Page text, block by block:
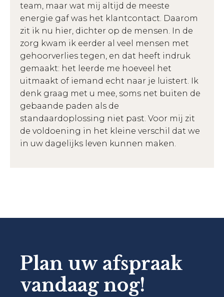
team, maar wat mij altijd de meeste
energie gaf was het klantcontact. Daarom
zit ik nu hier, dichter op de mensen. In de
zorg kwam ik eerder al veel mensen met
gehoorverlies tegen, en dat heeft indruk
gemaakt: het leerde me hoeveel het
uitmaakt of iemand echt naar je luistert. Ik
denk graag met u mee, soms net buiten de
gebaande paden als de
standaardoplossing niet past. Voor mij zit
de voldoening in het kleine verschil dat we
in uw dagelijks leven kunnen maken.
Plan uw afspraak
vandaag nog!